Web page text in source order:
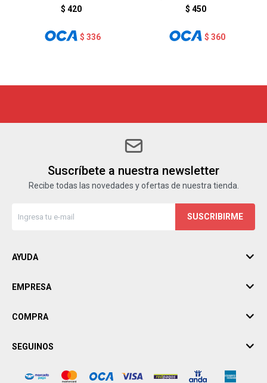
TRANSPARENTE
$ 420
$ 336
BLANCO
$ 450
$ 360
Suscríbete a nuestra newsletter
Recibe todas las novedades y ofertas de nuestra tienda.
SUSCRIBIRME
AYUDA
EMPRESA
COMPRA
SEGUINOS